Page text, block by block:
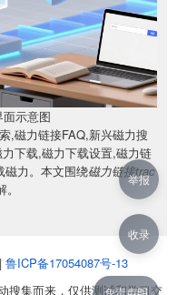
示意图
,磁力链接FAQ,新兴磁力搜
下载,磁力下载设置,磁力链
磁力。本文围绕磁力链接trac
鲁ICP备17054087号-13
搜集而来，仅供测试和学习交
免责声明
举报
收录